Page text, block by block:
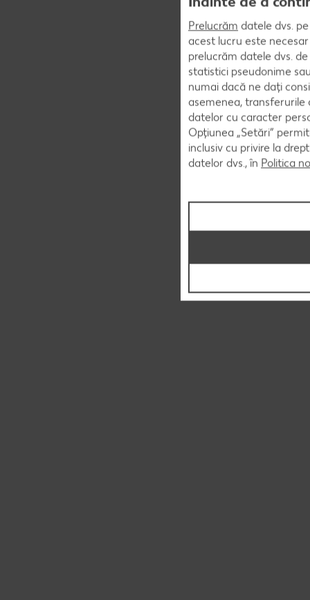
Prelucrăm datele dvs.
acest lucru este
prelucrăm datele dvs.
statistici pseudonime
numai dacă ne dați
asemenea,
datelor cu caracter
Opțiunea „Setări”
inclusiv cu privire la
datelor dvs., în Politica